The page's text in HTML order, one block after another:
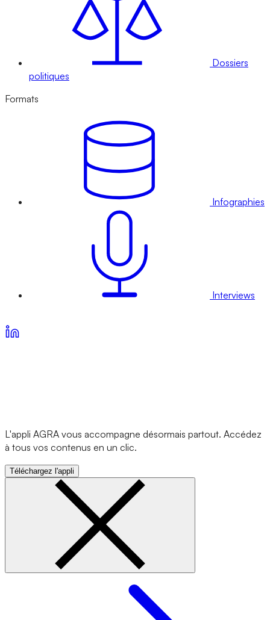
Dossiers
politiques
Formats
Infographies
Interviews
L'appli AGRA vous accompagne désormais partout. Accédez
à tous vos contenus en un clic.
Téléchargez l'appli